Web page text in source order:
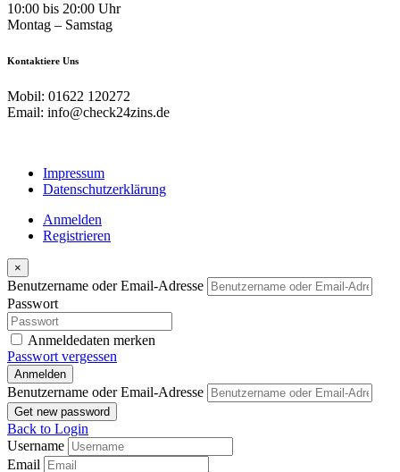
10:00 bis 20:00 Uhr
Montag – Samstag
Kontaktiere Uns
Mobil: 01622 120272
Email: info@check24zins.de
Impressum
Datenschutzerklärung
Anmelden
Registrieren
×
Benutzername oder Email-Adresse
Passwort
Anmeldedaten merken
Passwort vergessen
Anmelden
Benutzername oder Email-Adresse
Get new password
Back to Login
Username
Email